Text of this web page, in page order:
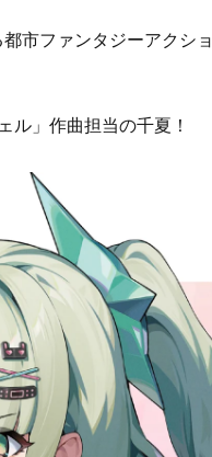
市ファンタジーアクシ
ル」作曲担当の千夏！